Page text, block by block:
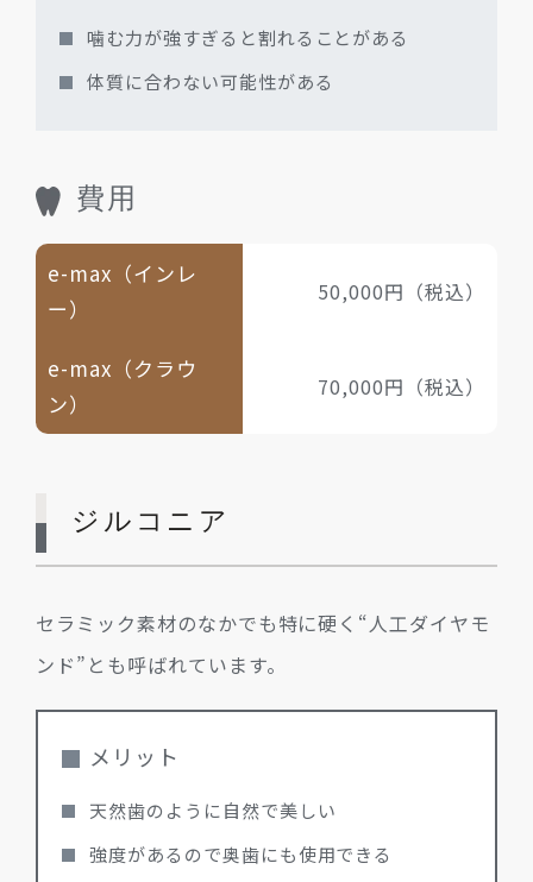
噛む力が強すぎると割れることがある
体質に合わない可能性がある
費用
e-max（インレ
ー）
50,000円（税込）
e-max（クラウ
ン）
70,000円（税込）
ジルコニア
セラミック素材のなかでも特に硬く“人工ダイヤモ
ンド”とも呼ばれています。
メリット
天然歯のように自然で美しい
強度があるので奥歯にも使用できる